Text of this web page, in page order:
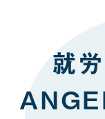
就